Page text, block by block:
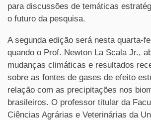
para discussões de temáticas
o futuro da pesquisa.
A segunda edição será nesta quarta-
quando o Prof. Newton La Scala Jr.,
mudanças climáticas e resultados
sobre as fontes de gases de efeito
relação com as precipitações nos
brasileiros. O professor titular da
Ciências Agrárias e Veterinárias da